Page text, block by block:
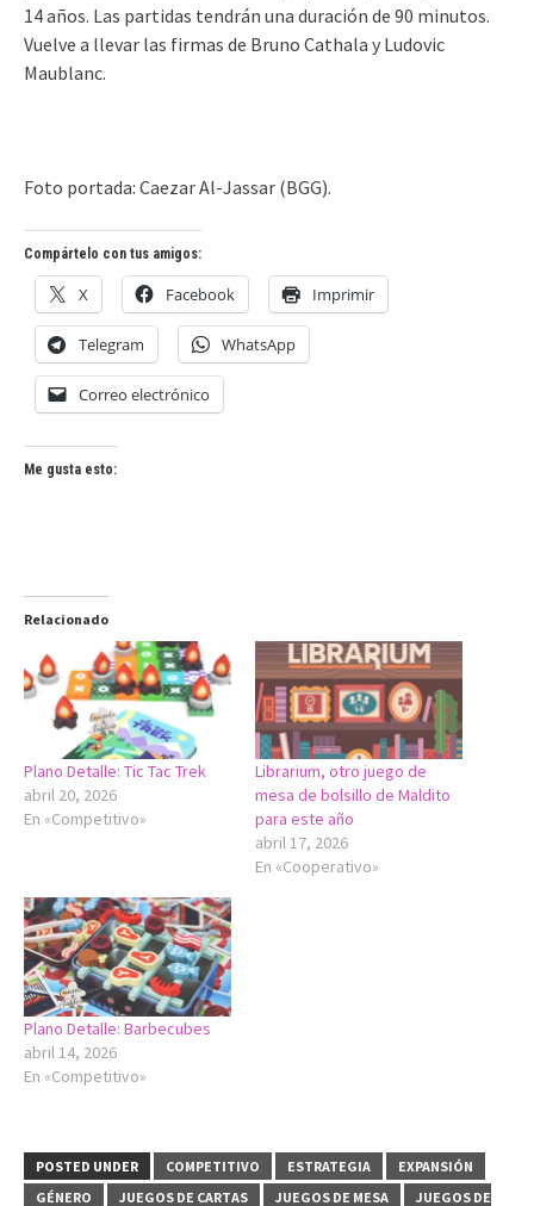
14 años. Las partidas tendrán una duración de 90 minutos.
Vuelve a llevar las firmas de Bruno Cathala y Ludovic
Maublanc.
Foto portada: Caezar Al-Jassar (BGG).
Compártelo con tus amigos:
X Facebook Imprimir
Telegram WhatsApp
Correo electrónico
Me gusta esto:
Relacionado
Plano Detalle: Tic Tac Trek
abril 20, 2026
En «Competitivo»
Librarium, otro juego de
mesa de bolsillo de Maldito
para este año
abril 17, 2026
En «Cooperativo»
Plano Detalle: Barbecubes
abril 14, 2026
En «Competitivo»
POSTED UNDER COMPETITIVO ESTRATEGIA
EXPANSIÓN
GÉNERO
JUEGOS DE CARTAS JUEGOS DE MESA
JUEGOS DE